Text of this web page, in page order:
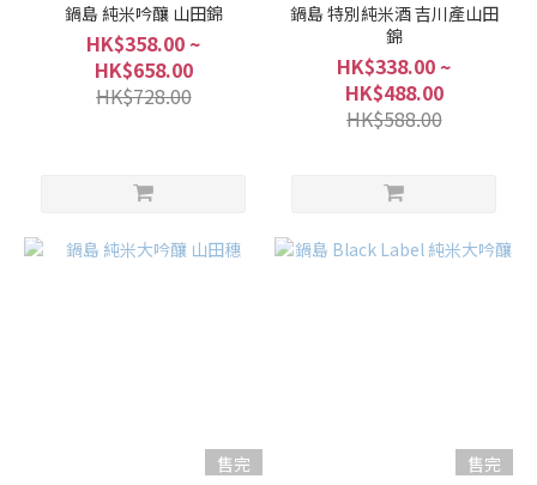
鍋島 純米吟釀 山田錦
HK$358.00 ~
HK$658.00
HK$728.00
鍋島 特別純米酒 吉川產山田
錦
HK$338.00 ~
HK$488.00
HK$588.00
售完
售完